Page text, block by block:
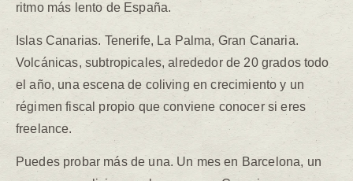
ritmo más lento de España.
Islas Canarias. Tenerife, La Palma, Gran Canaria.
Volcánicas, subtropicales, alrededor de 20 grados todo
el año, una escena de coliving en crecimiento y un
régimen fiscal propio que conviene conocer si eres
freelance.
Puedes probar más de una. Un mes en Barcelona, un